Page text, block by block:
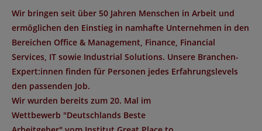
Wir bringen seit über 50 Jahren Menschen in Arbeit und
ermöglichen den Einstieg in namhafte Unternehmen in den
Bereichen Office & Management, Finance, Financial
Services, IT sowie Industrial Solutions. Unsere Branchen-
Expert:innen finden für Personen jedes Erfahrungslevels
den passenden Job.
Wir wurden bereits zum 20. Mal im
Wettbewerb "Deutschlands Beste